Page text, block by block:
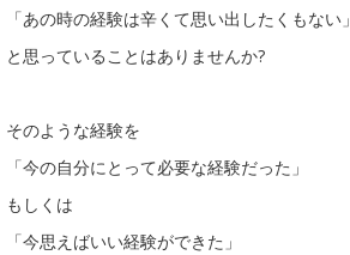
「あの時の経験は辛くて思い出したくもない」
と思っていることはありませんか?
そのような経験を
「今の自分にとって必要な経験だった」
もしくは
「今思えばいい経験ができた」